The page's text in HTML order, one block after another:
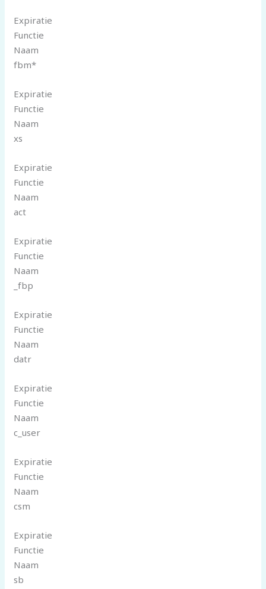
Expiratie
Functie
Naam
fbm*
Expiratie
Functie
Naam
xs
Expiratie
Functie
Naam
act
Expiratie
Functie
Naam
_fbp
Expiratie
Functie
Naam
datr
Expiratie
Functie
Naam
c_user
Expiratie
Functie
Naam
csm
Expiratie
Functie
Naam
sb